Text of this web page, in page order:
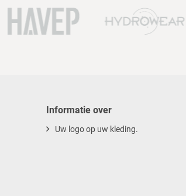
Informatie over
Uw logo op uw kleding.